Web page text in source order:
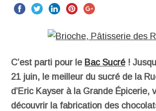
C’est parti pour le Bac Sucré!
21 juin, le meilleur du sucré de la
d’Eric Kayser à la Grande Épicerie,
découvrir la fabrication des